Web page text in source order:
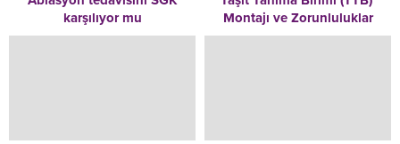
karşılıyor mu
Montajı ve Zorunluluklar